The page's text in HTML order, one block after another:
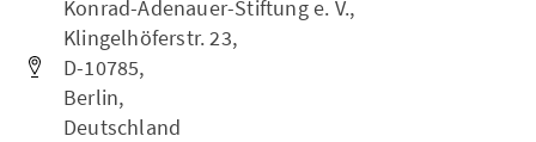
Konrad-Adenauer-Stiftung e. V.,
Klingelhöferstr. 23,
D-10785,
Berlin,
Deutschland